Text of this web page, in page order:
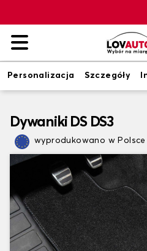
Personalizacja Szczegóły
Dywaniki DS DS3
wyprodukowano w